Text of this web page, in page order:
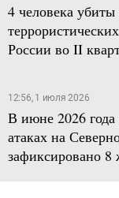
4 человека
России во II
12:56, 1 июля 2026
В июне 2026
атаках на
зафиксировано 8